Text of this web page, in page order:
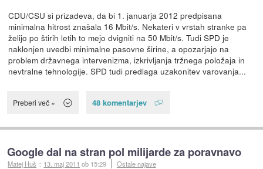
CDU/CSU si prizadeva, da bi 1. januarja 2012 predpisana
minimalna hitrost znašala 16 Mbit/s. Nekateri v vrstah stranke pa
želijo po štirih letih to mejo dvigniti na 50 Mbit/s. Tudi SPD je
naklonjen uvedbi minimalne pasovne širine, a opozarjajo na
problem državnega intervenizma, izkrivljanja tržnega položaja in
nevtralne tehnologije. SPD tudi predlaga uzakonitev varovanja...
Preberi več » 48 komentarjev
Google dal na stran pol milijarde za poravnavo
Matej Huš :: 13. maj 2011 ob 15:29 Ostale najave